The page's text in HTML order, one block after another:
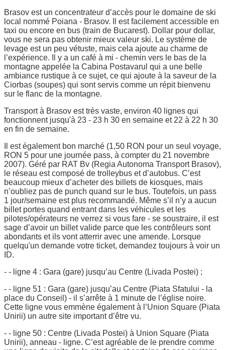
Brasov est un concentrateur d’accès pour le domaine de ski
local nommé Poiana - Brasov. Il est facilement accessible en
taxi ou encore en bus (train de Bucarest). Dollar pour dollar,
vous ne sera pas obtenir mieux valeur ski. Le système de
levage est un peu vétuste, mais cela ajoute au charme de
l’expérience. Il y a un café à mi - chemin vers le bas de la
montagne appelée la Cabina Postavarul qui a une belle
ambiance rustique à ce sujet, ce qui ajoute à la saveur de la
Ciorbas (soupes) qui sont servis comme un répit bienvenu
sur le flanc de la montagne.
Transport à Brasov est très vaste, environ 40 lignes qui
fonctionnent jusqu'à 23 - 23 h 30 en semaine et 22 à 22 h 30
en fin de semaine.
Il est également bon marché (1,50 RON pour un seul voyage,
RON 5 pour une journée pass, à compter du 21 novembre
2007). Géré par RAT Bv (Regia Autonoma Transport Brasov),
le réseau est composé de trolleybus et d’autobus. C’est
beaucoup mieux d’acheter des billets de kiosques, mais
n’oubliez pas de punch quand sur le bus. Toutefois, un pass
1 jour/semaine est plus recommandé. Même s’il n’y a aucun
billet portes quand entrant dans les véhicules et les
pilotes/opérateurs ne verrez si vous fare - se soustraire, il est
sage d’avoir un billet valide parce que les contrôleurs sont
abondants et ils vont atterrir avec une amende. Lorsque
quelqu'un demande votre ticket, demandez toujours à voir un
ID.
- - ligne 4 : Gara (gare) jusqu’au Centre (Livada Postei) ;
- - ligne 51 : Gara (gare) jusqu’au Centre (Piata Sfatului - la
place du Conseil) - il s’arrête à 1 minute de l’église noire.
Cette ligne vous emmène également à l’Union Square (Piata
Unirii) un autre site important d’être vu.
- - ligne 50 : Centre (Livada Postei) à Union Square (Piata
Unirii), anneau - ligne. C’est agréable de le prendre comme